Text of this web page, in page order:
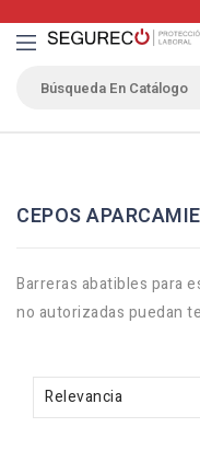
CEPOS
Barreras abatibles para
no autorizadas puedan
Relevancia